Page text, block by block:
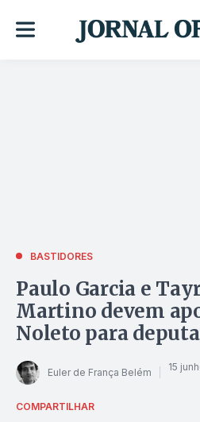
BASTIDORES
Paulo Garcia e
Martino devem
Noleto para
Euler de França Belém 15
COMPARTILHAR